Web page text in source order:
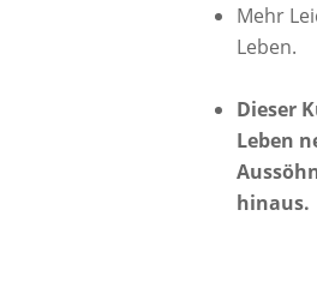
Mehr
Leben.
Dieser
Leben
hinaus.